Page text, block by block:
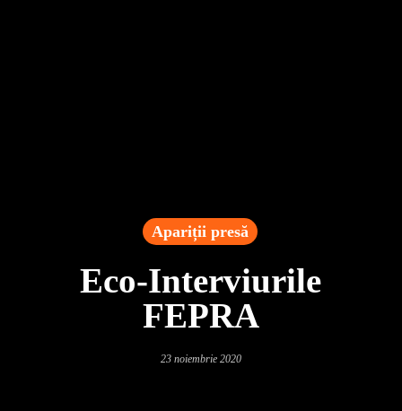
Apariții presă
Eco-Interviurile
FEPRA
23 noiembrie 2020